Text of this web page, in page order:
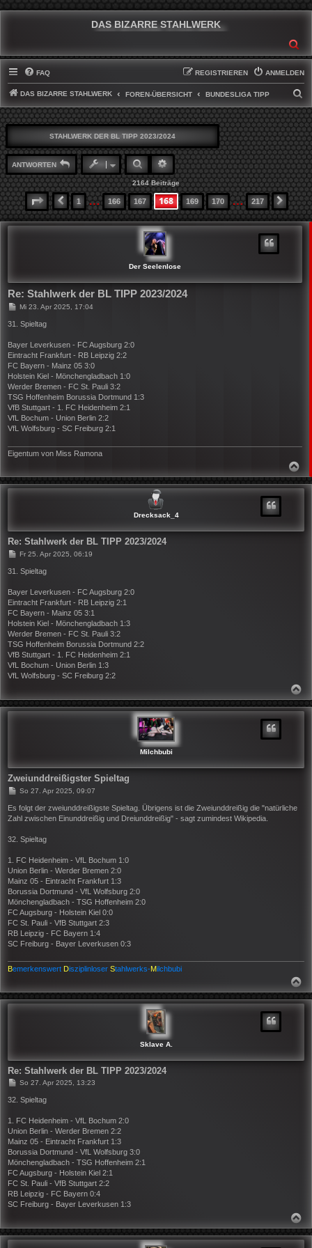
DAS BIZARRE STAHLWERK
FAQ ANMELDEN
REGISTRIEREN
DAS BIZARRE STAHLWERK FOREN-ÜBERSICHT BUNDESLIGA TIPP
U
C
H
E
STAHLWERK DER BL TIPP 2023/2024
ANTWORTEN SUCHE ERWEITERTE SUCHE
2164 Beiträge
SEITE 168VON217
VORHERIGE
1 … 166 167 168 169 170 … 217
Der Seelenlose
Re: Stahlwerk der BL TIPP 2023/2024
B
a
g
Mi 23. Apr 2025, 17:04
31. Spieltag
Bayer Leverkusen - FC Augsburg 2:0
Eintracht Frankfurt - RB Leipzig 2:2
FC Bayern - Mainz 05 3:0
Holstein Kiel - Mönchengladbach 1:0
Werder Bremen - FC St. Pauli 3:2
TSG Hoffenheim Borussia Dortmund 1:3
VfB Stuttgart - 1. FC Heidenheim 2:1
VfL Bochum - Union Berlin 2:2
VfL Wolfsburg - SC Freiburg 2:1
Eigentum von Miss Ramona
C
H
Drecksack_4
Re: Stahlwerk der BL TIPP 2023/2024
B
a
g
Fr 25. Apr 2025, 06:19
31. Spieltag
Bayer Leverkusen - FC Augsburg 2:0
Eintracht Frankfurt - RB Leipzig 2:1
FC Bayern - Mainz 05 3:1
Holstein Kiel - Mönchengladbach 1:3
Werder Bremen - FC St. Pauli 3:2
TSG Hoffenheim Borussia Dortmund 2:2
VfB Stuttgart - 1. FC Heidenheim 2:1
VfL Bochum - Union Berlin 1:3
VfL Wolfsburg - SC Freiburg 2:2
Milchbubi
Zweiunddreißigster Spieltag
B
t
r
g
So 27. Apr 2025, 09:07
Es folgt der zweiunddreißigste Spieltag. Übrigens ist die Zweiunddreißig die "natürliche
Zahl zwischen Einunddreißig und Dreiunddreißig" - sagt zumindest Wikipedia.
32. Spieltag
1. FC Heidenheim - VfL Bochum 1:0
Union Berlin - Werder Bremen 2:0
Mainz 05 - Eintracht Frankfurt 1:3
Borussia Dortmund - VfL Wolfsburg 2:0
Mönchengladbach - TSG Hoffenheim 2:0
FC Augsburg - Holstein Kiel 0:0
FC St. Pauli - VfB Stuttgart 2:3
RB Leipzig - FC Bayern 1:4
SC Freiburg - Bayer Leverkusen 0:3
Bemerkenswert Disziplinloser Stahlwerks-Milchbubi
Sklave A.
Re: Stahlwerk der BL TIPP 2023/2024
B
a
g
So 27. Apr 2025, 13:23
32. Spieltag
1. FC Heidenheim - VfL Bochum 2:0
Union Berlin - Werder Bremen 2:2
Mainz 05 - Eintracht Frankfurt 1:3
Borussia Dortmund - VfL Wolfsburg 3:0
Mönchengladbach - TSG Hoffenheim 2:1
FC Augsburg - Holstein Kiel 2:1
FC St. Pauli - VfB Stuttgart 2:2
RB Leipzig - FC Bayern 0:4
SC Freiburg - Bayer Leverkusen 1:3
C